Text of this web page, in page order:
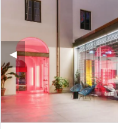
◀︎